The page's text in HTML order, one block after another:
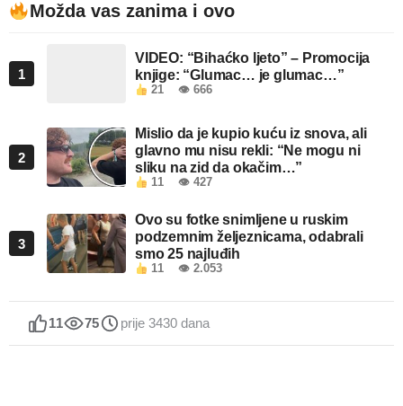
Možda vas zanima i ovo
1
VIDEO: “Bihaćko ljeto” – Promocija
knjige: “Glumac… je glumac…”
21 👁 666
2
Mislio da je kupio kuću iz snova, ali
glavno mu nisu rekli: “Ne mogu ni
sliku na zid da okačim…”
11 👁 427
3
Ovo su fotke snimljene u ruskim
podzemnim željeznicama, odabrali
smo 25 najluđih
11 👁 2.053
11 75 prije 3430 dana